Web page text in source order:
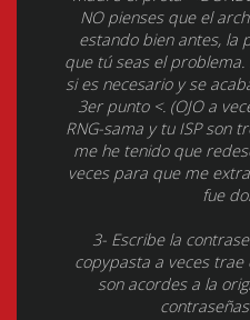
NO pienses que el
estando bien antes, la
que tú seas el
si es necesario y se
3er punto <. (OJO a
RNG-sama y tu ISP son
me he tenido que
veces para que me
fue
3- Escribe la
copypasta a veces
son acordes a la